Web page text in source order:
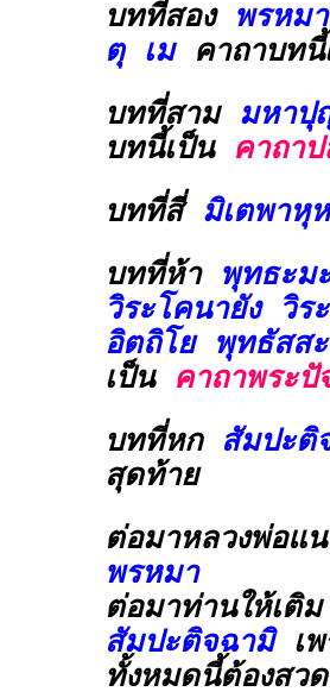
บทที่สอง พรหม
ตุ เมคาถาบทนี้
บทที่สาม มหาปุ
บทนี้เป็น คาถา
บทที่สี่ มิเตพาหุ
บทที่ห้า พุทธะม
วิระโคนายัง วิ
อิตถิโย พุทธัสส
เป็น คาถาพระปั
บทที่หก สัมปะติ
สุดท้าย
ต่อมาหลวงพ่อแ
พรหมา
ต่อมาท่านให้เติม
สัมปะติจฉามิเพ
ทั้งหมดนี้ต้องสว